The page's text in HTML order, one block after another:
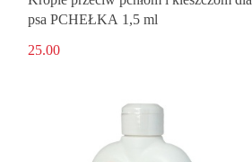
psa PCHEŁKA 1,5 ml
25.00